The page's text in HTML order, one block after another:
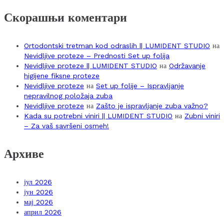
Скорашњи коментари
Ortodontski tretman kod odraslih || LUMIDENT STUDIO на
Nevidljive proteze – Prednosti Set up folija
Nevidljive proteze || LUMIDENT STUDIO на Održavanje
higijene fiksne proteze
Nevidljive proteze на Set up folije – Ispravljanje
nepravilnog položaja zuba
Nevidljive proteze на Zašto je ispravljanje zuba važno?
Kada su potrebni viniri || LUMIDENT STUDIO на Zubni viniri
– Za vaš savršeni osmeh!
Архиве
јул 2026
јун 2026
мај 2026
април 2026